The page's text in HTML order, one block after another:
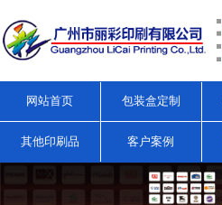
网站首页 包装盒定制
其他印刷品 客户案例